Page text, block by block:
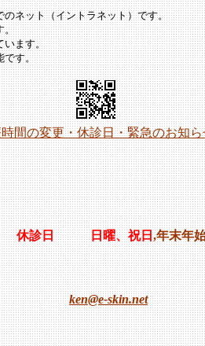
ネット（イントラネット）です。
。
います。
です。
間の変更・休診日・緊急のお知
休診日 日曜、祝日,年末年
ken@e-skin.net